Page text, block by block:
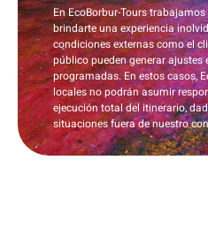
En EcoBorbur-Tours
brindarte una experiencia
condiciones externas como el
público pueden generar
programadas. En estos casos,
locales no podrán asumir
ejecución total del itinerario,
situaciones fuera de nuestro